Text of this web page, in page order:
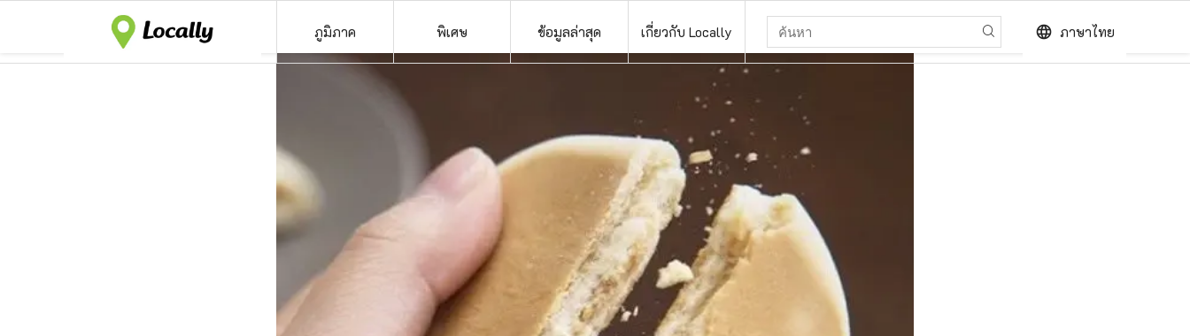
ภูมิภาค พิเศษ ข้อมูลล่าสุด เกี่ยวกับ Locally language ภาษาไทย